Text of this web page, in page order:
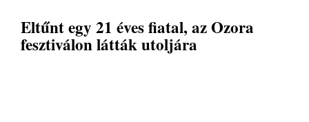
Eltűnt egy 21 éves fiatal, az Ozora
fesztiválon látták utoljára